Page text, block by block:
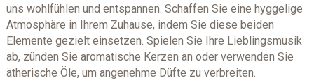
uns wohlfühlen und entspannen. Schaffen Sie eine hyggelige
Atmosphäre in Ihrem Zuhause, indem Sie diese beiden
Elemente gezielt einsetzen. Spielen Sie Ihre Lieblingsmusik
ab, zünden Sie aromatische Kerzen an oder verwenden Sie
ätherische Öle, um angenehme Düfte zu verbreiten.